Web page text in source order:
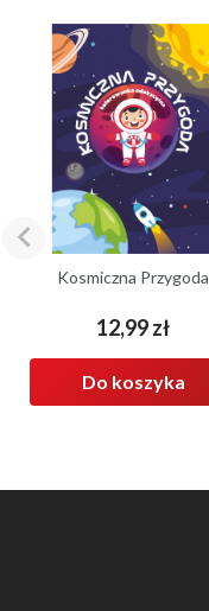

Kosmiczna Przygoda
Cena
12,99 zł
Do koszyka